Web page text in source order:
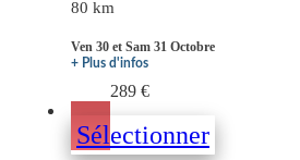
80 km
Ven 30 et Sam 31 Octobre
+ Plus d'infos
289 €
Sélectionner